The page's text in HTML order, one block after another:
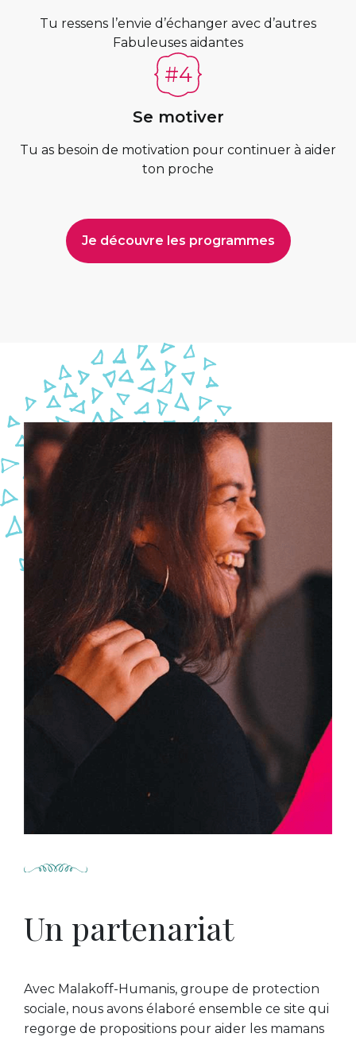
Tu ressens l’envie d’échanger avec d’autres
Fabuleuses aidantes
Se motiver
Tu as besoin de motivation pour continuer à aider
ton proche
Je découvre les programmes
Un partenariat
Avec Malakoff-Humanis, groupe de protection
sociale, nous avons élaboré ensemble ce site qui
regorge de propositions pour aider les mamans